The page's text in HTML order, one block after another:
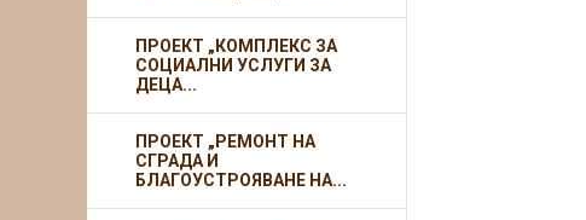
ПРОЕКТ „КОМПЛЕКС ЗА
СОЦИАЛНИ УСЛУГИ ЗА
ДЕЦА...
ПРОЕКТ „РЕМОНТ НА
СГРАДА И
БЛАГОУСТРОЯВАНЕ НА...